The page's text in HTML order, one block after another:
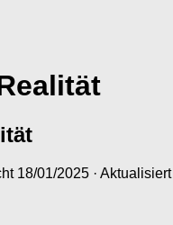
18/01/2025 · Aktualisiert